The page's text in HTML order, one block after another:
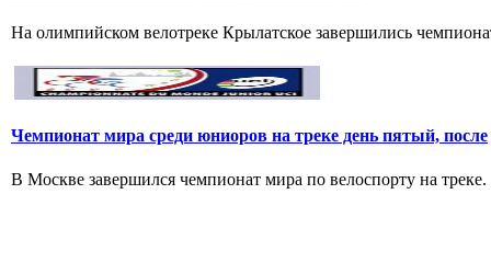
На олимпийском велотреке Крылатское завершились
Чемпионат мира среди юниоров на треке день пятый, после
В Москве завершился чемпионат мира по велоспорту на